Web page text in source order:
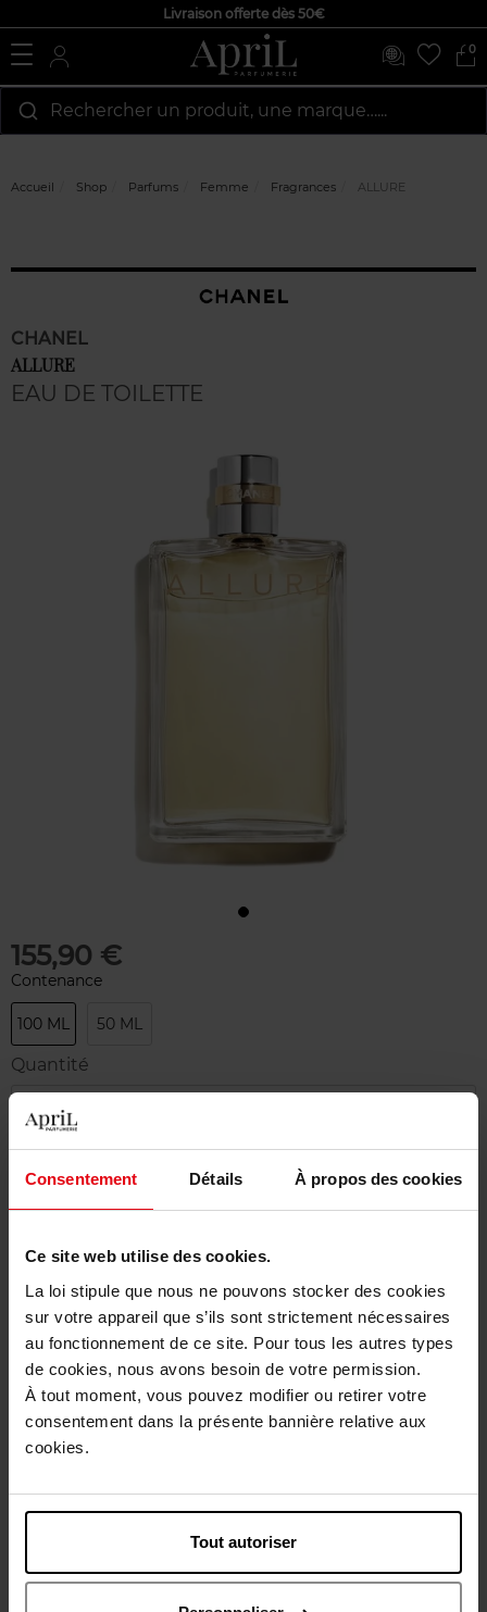
Consentement Détails À propos des cookies
Ce site web utilise des cookies.
La loi stipule que nous ne pouvons stocker des cookies
sur votre appareil que s’ils sont strictement nécessaires
au fonctionnement de ce site. Pour tous les autres types
de cookies, nous avons besoin de votre permission.
À tout moment, vous pouvez modifier ou retirer votre
consentement dans la présente bannière relative aux
cookies.
Tout autoriser
Livraison offerte dès 50€
0
Rechercher un produit, une marque…...
Accueil Shop Parfums Femme Fragrances ALLURE
CHANEL
ALLURE
EAU DE TOILETTE
155,90 €
Contenance
100 ML 50 ML
Quantité
Livraison
Livraison gratuite à partir de 50€
Retour gratuit dans votre magasin
Caractéristiques